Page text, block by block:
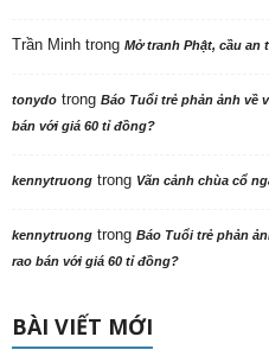
Trần Minh trong Mở tranh Phật, cầu an
tonydo trong Báo Tuổi trẻ phản ảnh về
bán với giá 60 tỉ đồng?
kennytruong trong Vãn cảnh chùa cổ
kennytruong trong Báo Tuổi trẻ phản
rao bán với giá 60 tỉ đồng?
BÀI VIẾT MỚI